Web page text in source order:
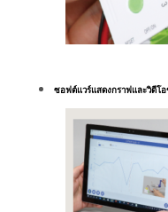
ซอฟต์แวร์แสดงกราฟและวิดีโ